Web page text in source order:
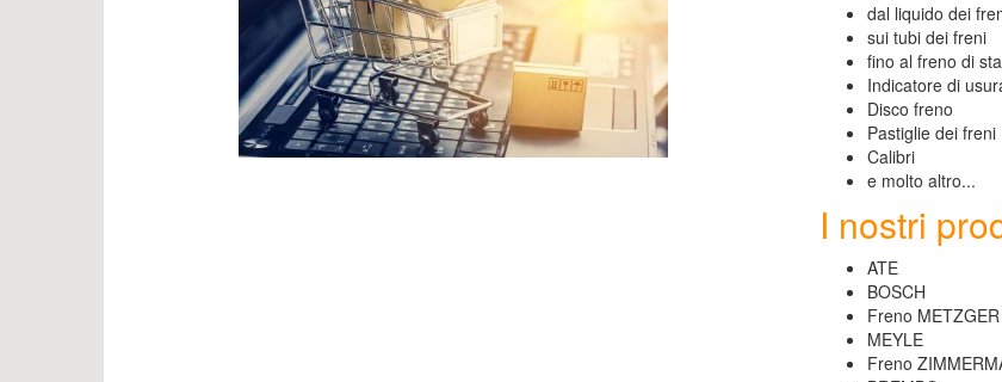
dal liquido dei
sui tubi dei freni
fino al freno di
Indicatore di
Disco freno
Pastiglie dei freni
Calibri
e molto altro...
I nostri
ATE
BOSCH
Freno METZGER
MEYLE
Freno